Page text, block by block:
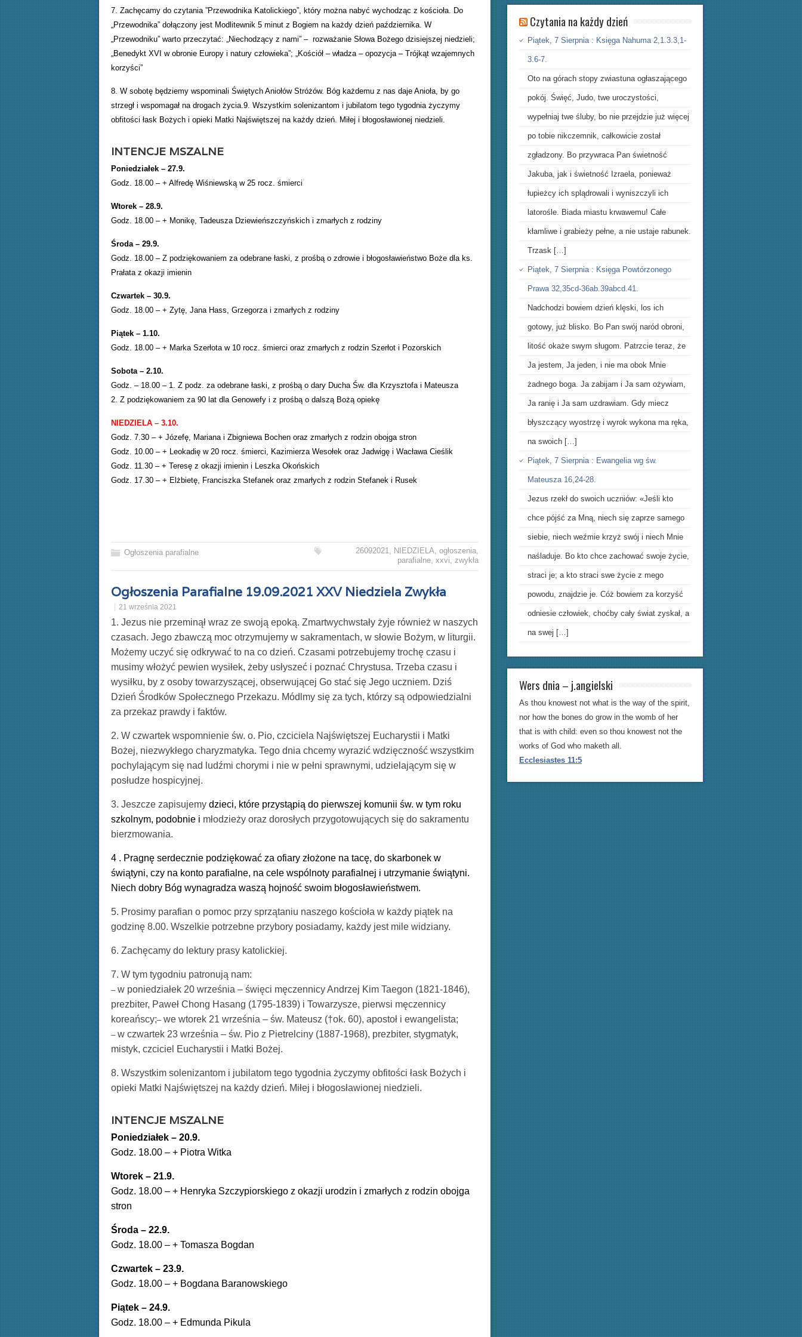
7. Zachęcamy do czytania ”Przewodnika Katolickiego”, który można nabyć wychodząc z kościoła. Do
„Przewodnika” dołączony jest Modlitewnik 5 minut z Bogiem na każdy dzień października. W
„Przewodniku” warto przeczytać: „Niechodzący z nami” – rozważanie Słowa Bożego dzisiejszej niedzieli;
„Benedykt XVI w obronie Europy i natury człowieka”; „Kościół – władza – opozycja – Trójkąt wzajemnych
korzyści”
8. W sobotę będziemy wspominali Świętych Aniołów Stróżów. Bóg każdemu z nas daje Anioła, by go
strzegł i wspomagał na drogach życia.9. Wszystkim solenizantom i jubilatom tego tygodnia życzymy
obfitości łask Bożych i opieki Matki Najświętszej na każdy dzień. Miłej i błogosławionej niedzieli.
INTENCJE MSZALNE
Poniedziałek – 27.9.
Godz. 18.00 – + Alfredę Wiśniewską w 25 rocz. śmierci
Wtorek – 28.9.
Godz. 18.00 – + Monikę, Tadeusza Dziewieńszczyńskich i zmarłych z rodziny
Środa – 29.9.
Godz. 18.00 – Z podziękowaniem za odebrane łaski, z prośbą o zdrowie i błogosławieństwo Boże dla ks.
Prałata z okazji imienin
Czwartek – 30.9.
Godz. 18.00 – + Zytę, Jana Hass, Grzegorza i zmarłych z rodziny
Piątek – 1.10.
Godz. 18.00 – + Marka Szerłota w 10 rocz. śmierci oraz zmarłych z rodzin Szerłot i Pozorskich
Sobota – 2.10.
Godz. – 18.00 – 1. Z podz. za odebrane łaski, z prośbą o dary Ducha Św. dla Krzysztofa i Mateusza
2. Z podziękowaniem za 90 lat dla Genowefy i z prośbą o dalszą Bożą opiekę
NIEDZIELA – 3.10.
Godz. 7.30 – + Józefę, Mariana i Zbigniewa Bochen oraz zmarłych z rodzin obojga stron
Godz. 10.00 – + Leokadię w 20 rocz. śmierci, Kazimierza Wesołek oraz Jadwigę i Wacława Cieślik
Godz. 11.30 – + Teresę z okazji imienin i Leszka Okońskich
Godz. 17.30 – + Elżbietę, Franciszka Stefanek oraz zmarłych z rodzin Stefanek i Rusek
Ogłoszenia parafialne 26092021, NIEDZIELA, ogłoszenia,
parafialne, xxvi, zwykła
Ogłoszenia Parafialne 19.09.2021 XXV Niedziela Zwykła
21 września 2021
1. Jezus nie przeminął wraz ze swoją epoką. Zmartwychwstały żyje również w naszych
czasach. Jego zbawczą moc otrzymujemy w sakramentach, w słowie Bożym, w liturgii.
Możemy uczyć się odkrywać to na co dzień. Czasami potrzebujemy trochę czasu i
musimy włożyć pewien wysiłek, żeby usłyszeć i poznać Chrystusa. Trzeba czasu i
wysiłku, by z osoby towarzyszącej, obserwującej Go stać się Jego uczniem. Dziś
Dzień Środków Społecznego Przekazu. Módlmy się za tych, którzy są odpowiedzialni
za przekaz prawdy i faktów.
2. W czwartek wspomnienie św. o. Pio, czciciela Najświętszej Eucharystii i Matki
Bożej, niezwykłego charyzmatyka. Tego dnia chcemy wyrazić wdzięczność wszystkim
pochylającym się nad ludźmi chorymi i nie w pełni sprawnymi, udzielającym się w
posłudze hospicyjnej.
3. Jeszcze zapisujemy dzieci, które przystąpią do pierwszej komunii św. w tym roku
szkolnym, podobnie i młodzieży oraz dorosłych przygotowujących się do sakramentu
bierzmowania.
4 . Pragnę serdecznie podziękować za ofiary złożone na tacę, do skarbonek w
świątyni, czy na konto parafialne, na cele wspólnoty parafialnej i utrzymanie świątyni.
Niech dobry Bóg wynagradza waszą hojność swoim błogosławieństwem.
5. Prosimy parafian o pomoc przy sprzątaniu naszego kościoła w każdy piątek na
godzinę 8.00. Wszelkie potrzebne przybory posiadamy, każdy jest mile widziany.
6. Zachęcamy do lektury prasy kato lickiej.
7. W tym tygodniu patronują nam:
– w poniedziałek 20 września – święci męczennicy Andrzej Kim Taegon (1821-1846),
prezbiter, Paweł Chong Hasang (1795-1839) i Towarzysze, pierwsi męczennicy
koreańscy;– we wtorek 21 września – św. Mateusz (†ok. 60), apostoł i ewangelista;
– w czwartek 23 września – św. Pio z Pietrelciny (1887-1968), prezbiter, stygmatyk,
mistyk, czciciel Eucharystii i Matki Bożej.
8. Wszystkim solenizantom i jubilatom tego tygodnia życzymy obfitości łask Bożych i
opieki Matki Najświętszej na każdy dzień. Miłej i błogosławionej niedzieli.
INTENCJE MSZALNE
Poniedziałek – 20.9.
Godz. 18.00 – + Piotra Witka
Wtorek – 21.9.
Godz. 18.00 – + Henryka Szczypiorskiego z okazji urodzin i zmarłych z rodzin obojga
stron
Środa – 22.9.
Godz. 18.00 – + Tomasza Bogdan
Czwartek – 23.9.
Godz. 18.00 – + Bogdana Baranowskiego
Piątek – 24.9.
Godz. 18.00 – + Edmunda Pikula
Czytania na każdy dzień
Piątek, 7 Sierpnia : Księga Nahuma 2,1.3.3,1-
3.6-7.
Oto na górach stopy zwiastuna ogłaszającego
pokój. Święć, Judo, twe uroczystości,
wypełniaj twe śluby, bo nie przejdzie już więcej
po tobie nikczemnik, całkowicie został
zgładzony. Bo przywraca Pan świetność
Jakuba, jak i świetność Izraela, ponieważ
łupieżcy ich splądrowali i wyniszczyli ich
latorośle. Biada miastu krwawemu! Całe
kłamliwe i grabieży pełne, a nie ustaje rabunek.
Trzask […]
Piątek, 7 Sierpnia : Księga Powtórzonego
Prawa 32,35cd-36ab.39abcd.41.
Nadchodzi bowiem dzień klęski, los ich
gotowy, już blisko. Bo Pan swój naród obroni,
litość okaże swym sługom. Patrzcie teraz, że
Ja jestem, Ja jeden, i nie ma obok Mnie
żadnego boga. Ja zabijam i Ja sam ożywiam,
Ja ranię i Ja sam uzdrawiam. Gdy miecz
błyszczący wyostrzę i wyrok wykona ma ręka,
na swoich […]
Piątek, 7 Sierpnia : Ewangelia wg św.
Mateusza 16,24-28.
Jezus rzekł do swoich uczniów: «Jeśli kto
chce pójść za Mną, niech się zaprze samego
siebie, niech weźmie krzyż swój i niech Mnie
naśladuje. Bo kto chce zachować swoje życie,
straci je; a kto straci swe życie z mego
powodu, znajdzie je. Cóż bowiem za korzyść
odniesie człowiek, choćby cały świat zyskał, a
na swej […]
Wers dnia – j.angielski
As thou knowest not what is the way of the spirit,
nor how the bones do grow in the womb of her
that is with child: even so thou knowest not the
works of God who maketh all.
Ecclesiastes 11:5